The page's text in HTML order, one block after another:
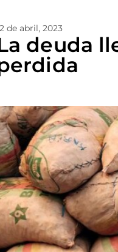
de abril, 2023
deuda